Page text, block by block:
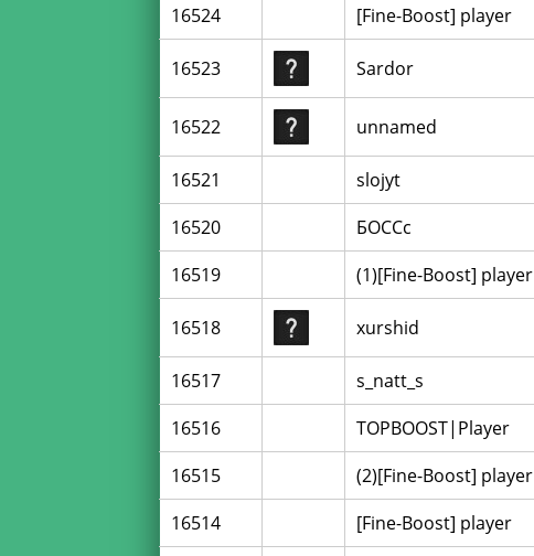
16524
[Fine-Boost] player
16523 Sardor
16522 unnamed
16521 slojyt
16520
БОССс
16519
(1)[Fine-Boost] player
16518 xurshid
16517 s_natt_s
16516
TOPBOOST|Player
16515
(2)[Fine-Boost] player
16514
[Fine-Boost] player